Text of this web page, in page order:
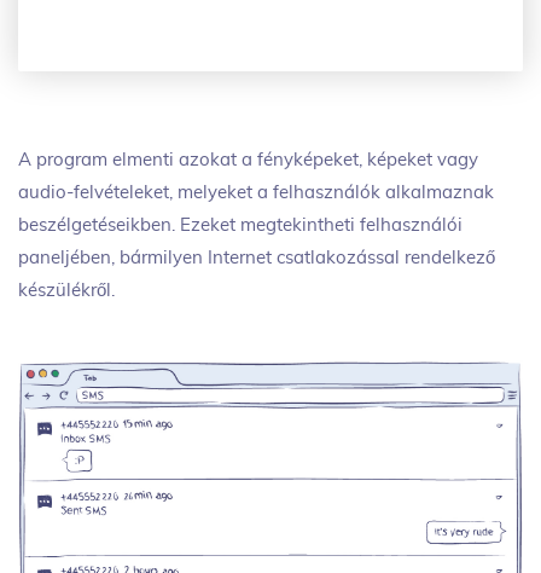
A program elmenti azokat a fényképeket, képeket vagy
audio-felvételeket, melyeket a felhasználók alkalmaznak
beszélgetéseikben. Ezeket megtekintheti felhasználói
paneljében, bármilyen Internet csatlakozással rendelkező
készülékről.